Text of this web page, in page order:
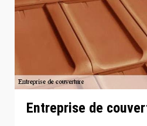
Entreprise de